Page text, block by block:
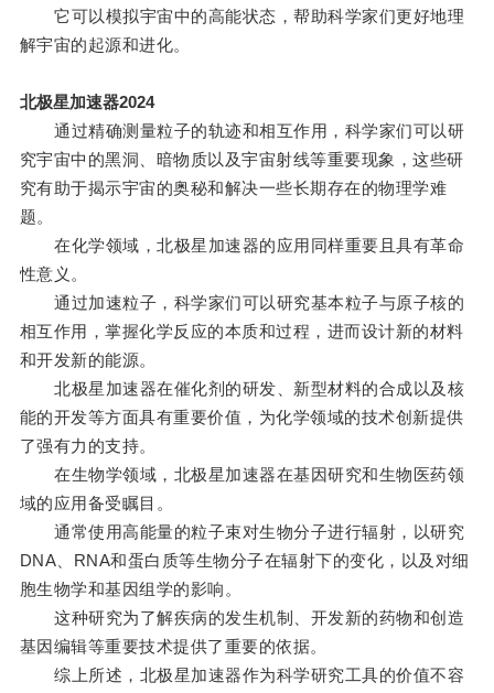
它可以模拟宇宙中的高能状态，帮助科学家们更好地理
解宇宙的起源和进化。
北极星加速器2024
通过精确测量粒子的轨迹和相互作用，科学家们可以研
究宇宙中的黑洞、暗物质以及宇宙射线等重要现象，这些研
究有助于揭示宇宙的奥秘和解决一些长期存在的物理学难
题。
在化学领域，北极星加速器的应用同样重要且具有革命
性意义。
通过加速粒子，科学家们可以研究基本粒子与原子核的
相互作用，掌握化学反应的本质和过程，进而设计新的材料
和开发新的能源。
北极星加速器在催化剂的研发、新型材料的合成以及核
能的开发等方面具有重要价值，为化学领域的技术创新提供
了强有力的支持。
在生物学领域，北极星加速器在基因研究和生物医药领
域的应用备受瞩目。
通常使用高能量的粒子束对生物分子进行辐射，以研究
DNA、RNA和蛋白质等生物分子在辐射下的变化，以及对细
胞生物学和基因组学的影响。
这种研究为了解疾病的发生机制、开发新的药物和创造
基因编辑等重要技术提供了重要的依据。
综上所述，北极星加速器作为科学研究工具的价值不容